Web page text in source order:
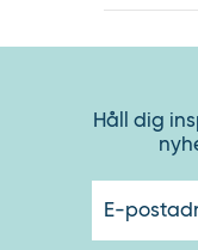
Håll dig